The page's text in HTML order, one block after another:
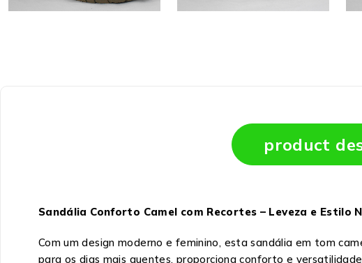
product
Sandália Conforto Camel com Recortes – Leveza e Estilo
Com um design moderno e feminino, esta sandália em tom
para os dias mais quentes, proporciona conforto e